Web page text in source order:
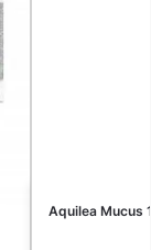
Aquilea Mucus